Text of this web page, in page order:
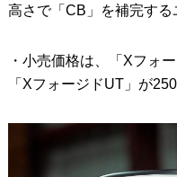
高さで「CB」を補完する
・小売価格は、「Xフォ
「XフォージドUT」が250
ABOUT US